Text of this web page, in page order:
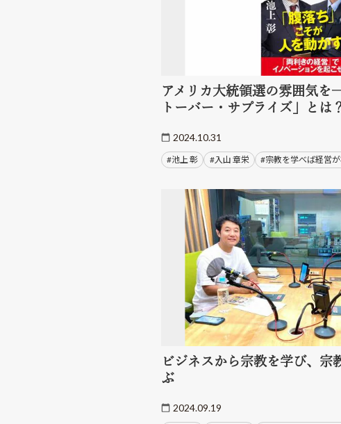
アメリカ大統領選の雰囲気を
トーバー・サプライズ」とは
2024.10.31
#池上 彰 #入山 章栄 #宗教を学べば経営
ビジネスから宗教を学び、宗
ぶ
2024.09.19